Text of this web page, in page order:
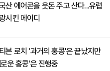
산 에어콘을 웃돈 주고 산다...유럽
시킨 메이디
븐 로치 '과거의 홍콩'은 끝났지만
운 홍콩'은 진행중